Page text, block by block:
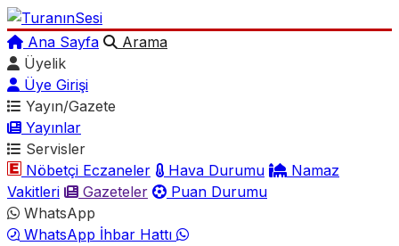
Ana Sayfa
Arama
Üyelik
Üye Girişi
Yayın/Gazete
Yayınlar
Servisler
Nöbetçi Eczaneler
Hava Durumu
Namaz
Vakitleri
Gazeteler
Puan Durumu
WhatsApp
WhatsApp İhbar Hattı